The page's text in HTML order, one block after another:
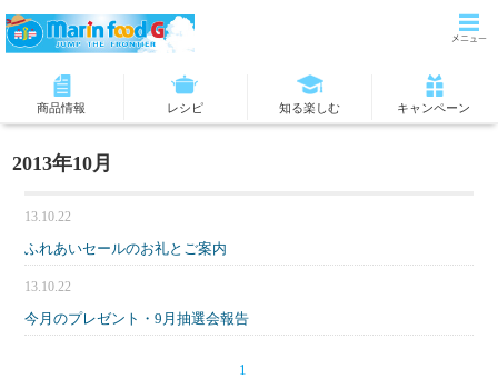
商品情報 レシピ 知る楽しむ キャンペーン
2013年10月
13.10.22
ふれあいセールのお礼とご案内
13.10.22
今月のプレゼント・9月抽選会報告
1